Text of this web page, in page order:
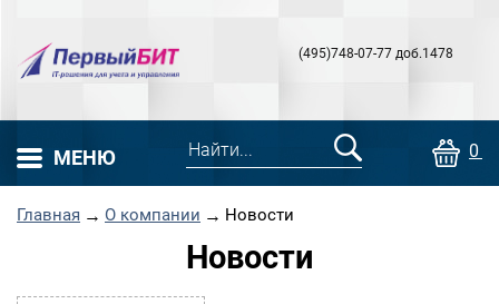
(495)748-07-77 доб.1478
МЕНЮ 0
Главная → О компании → Новости
Новости